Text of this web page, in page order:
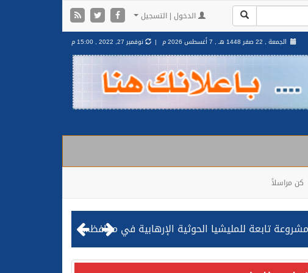
الدخول | التسجيل
الجمعة , 22 صفر 1448 هـ , 7 أغسطس 2026 م | نوفمبر 27, 2022 , 15:00 م
كن مراسلاً
للمليشيا الحوثية الإرهابية في محافظة الحديدة